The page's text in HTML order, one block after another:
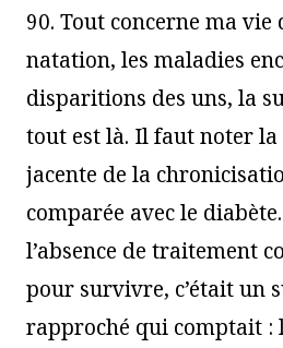
90. Tout concerne ma vie
natation, les maladies
disparitions des uns, la
tout est là. Il faut noter la
jacente de la
comparée avec le
l’absence de traitement
pour survivre, c’était un
rapproché qui comptait :